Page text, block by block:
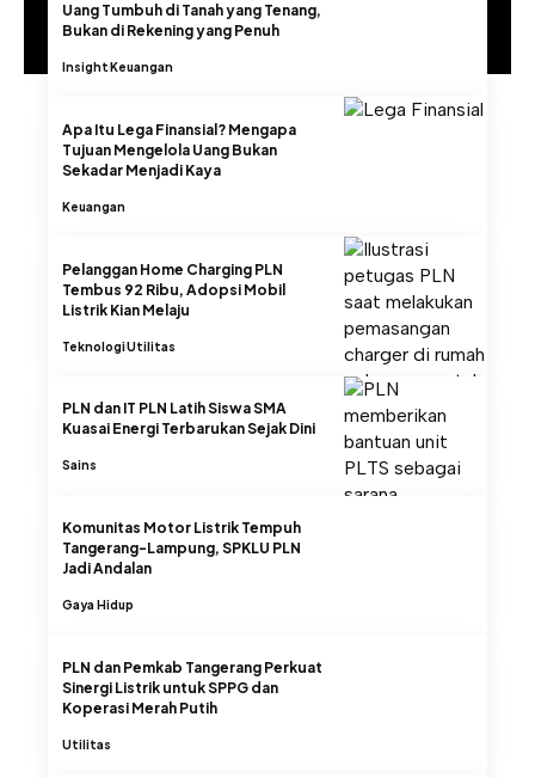
Uang Tumbuh di Tanah yang Tenang,
Bukan di Rekening yang Penuh
InsightKeuangan
Apa Itu Lega Finansial? Mengapa
Tujuan Mengelola Uang Bukan
Sekadar Menjadi Kaya
Keuangan
Pelanggan Home Charging PLN
Tembus 92 Ribu, Adopsi Mobil
Listrik Kian Melaju
TeknologiUtilitas
PLN dan IT PLN Latih Siswa SMA
Kuasai Energi Terbarukan Sejak Dini
Sains
Komunitas Motor Listrik Tempuh
Tangerang-Lampung, SPKLU PLN
Jadi Andalan
Gaya Hidup
PLN dan Pemkab Tangerang Perkuat
Sinergi Listrik untuk SPPG dan
Koperasi Merah Putih
Utilitas